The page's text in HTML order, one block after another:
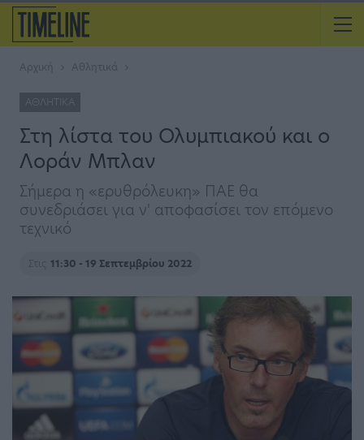
Αρχική Αθλητικά
ΑΘΛΗΤΙΚΆ
Στη λίστα του Ολυμπιακού και ο
Λοράν Μπλαν
Σήμερα η «ερυθρόλευκη» ΠΑΕ θα
συνεδριάσει για ν' αποφασίσει τον επόμενο
τεχνικό
Στις 11:30 - 19 Σεπτεμβρίου 2022